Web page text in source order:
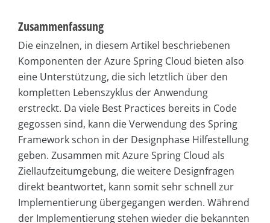
Zusammenfassung
Die einzelnen, in diesem Artikel beschriebenen
Komponenten der Azure Spring Cloud bieten also
eine Unterstützung, die sich letztlich über den
kompletten Lebenszyklus der Anwendung
erstreckt. Da viele Best Practices bereits in Code
gegossen sind, kann die Verwendung des Spring
Framework schon in der Designphase Hilfestellung
geben. Zusammen mit Azure Spring Cloud als
Ziellaufzeitumgebung, die weitere Designfragen
direkt beantwortet, kann somit sehr schnell zur
Implementierung übergegangen werden. Während
der Implementierung stehen wieder die bekannten